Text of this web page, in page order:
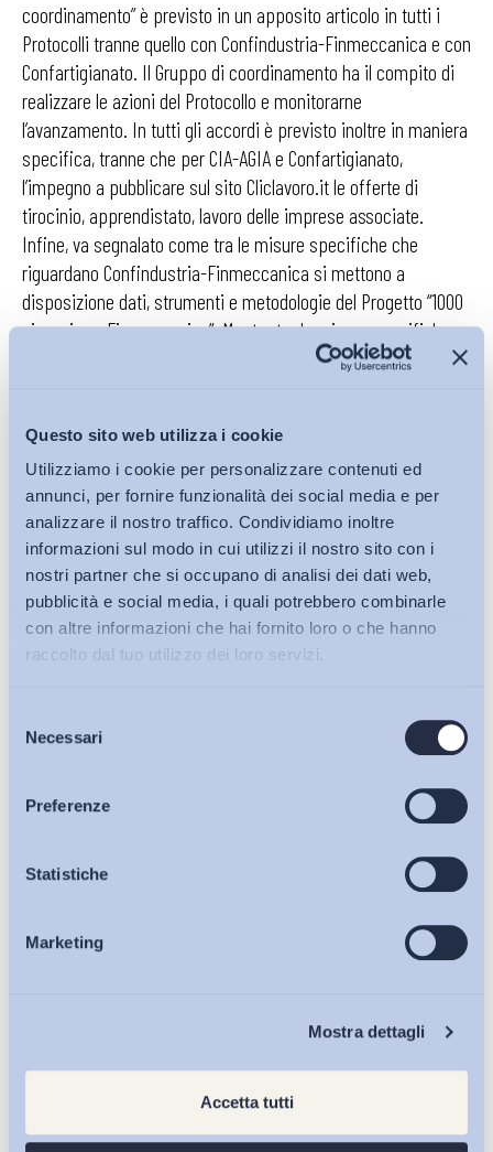
Questo sito web utilizza i cookie
Utilizziamo i cookie per personalizzare contenuti ed
annunci, per fornire funzionalità dei social media e per
analizzare il nostro traffico. Condividiamo inoltre
informazioni sul modo in cui utilizzi il nostro sito con i
nostri partner che si occupano di analisi dei dati web,
pubblicità e social media, i quali potrebbero combinarle
con altre informazioni che hai fornito loro o che hanno
raccolto dal tuo utilizzo dei loro servizi.
delNecessari
Preferenze
Statistiche
Marketing
Mostra dettagli
Accetta tutti
Bollettini ADAPT
Articoli
Osservatori
Eventi
coordinamento” è previsto in un apposito articolo in tutti i
Protocolli tranne quello con Confindustria-Finmeccanica e con
Confartigianato. Il Gruppo di coordinamento ha il compito di
realizzare le azioni del Protocollo e monitorarne
l’avanzamento. In tutti gli accordi è previsto inoltre in maniera
specifica, tranne che per CIA-AGIA e Confartigianato,
l’impegno a pubblicare sul sito Cliclavoro.it le offerte di
tirocinio, apprendistato, lavoro delle imprese associate.
Infine, va segnalato come tra le misure specifiche che
riguardano Confindustria-Finmeccanica si mettono a
disposizione dati, strumenti e metodologie del Progetto “1000
giovani per Finmeccanica”. Mentre tra le misure specifiche
che riguardano Confartigianato si prevede la condivisione
Alfonso Balsamo
Scuola internazionale di dottorato in Formazione della persona
e mercato del lavoro
ADAPT-CQIA, Università degli Studi di Bergamo
Scarica il pdf
Condividi su:
Ultimi Interventi